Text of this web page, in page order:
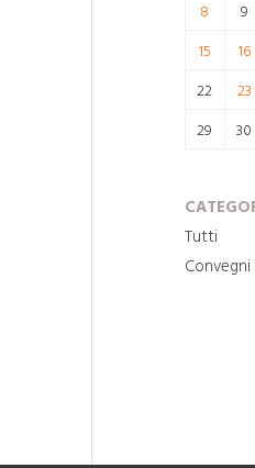
8
9
15
16
22
23
29
30
Tutti